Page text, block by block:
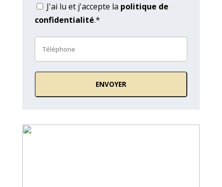
J'ai lu et j'accepte la politique de
confidentialité.*